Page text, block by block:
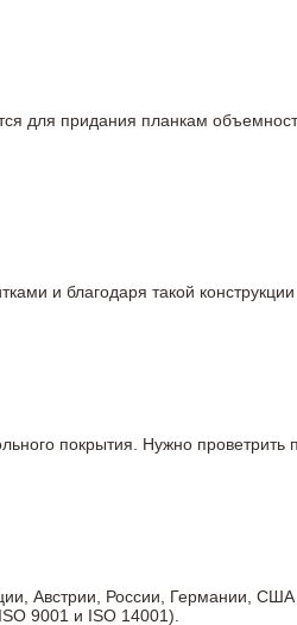
для придания планкам
и благодаря такой
покрытия. Нужно
Австрии, России, Германии,
9001 и ISO 14001).